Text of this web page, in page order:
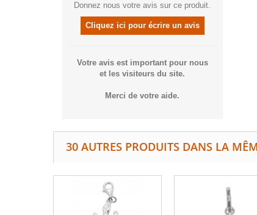
Donnez nous votre avis sur ce produit.
Cliquez ici pour écrire un avis
Votre avis est important pour nous
et les visiteurs du site.
Merci de votre aide.
30 AUTRES PRODUITS DANS LA